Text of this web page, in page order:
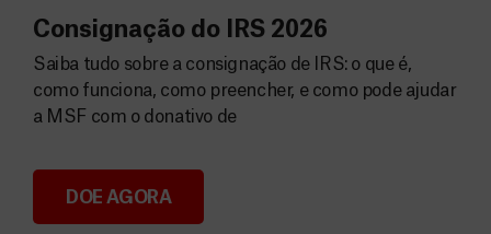
Consignação do IRS 2026
Consignação do IRS 2026
Saiba tudo sobre a consignação de IRS: o que é,
como funciona, como preencher, e como pode ajudar
a MSF com o donativo de
DOE AGORA